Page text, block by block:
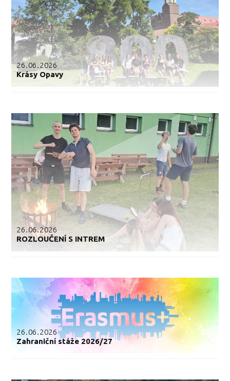
26.06.2026
Krásy Opavy
26.06.2026
ROZLOUČENÍ S INTREM
26.06.2026
Zahraniční stáže 2026/27